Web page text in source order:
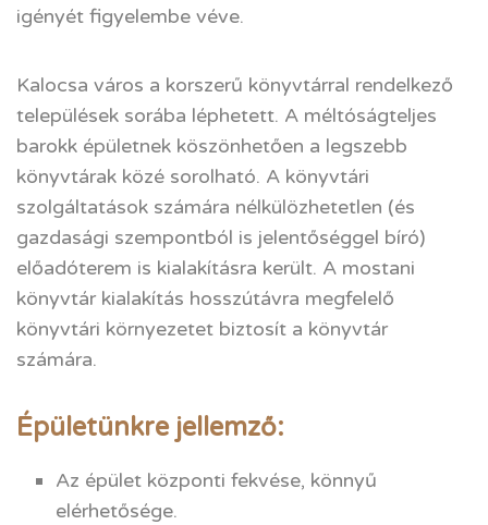
igényét figyelembe véve.
Kalocsa város a korszerű könyvtárral rendelkező
települések sorába léphetett. A méltóságteljes
barokk épületnek köszönhetően a legszebb
könyvtárak közé sorolható. A könyvtári
szolgáltatások számára nélkülözhetetlen (és
gazdasági szempontból is jelentőséggel bíró)
előadóterem is kialakításra került. A mostani
könyvtár kialakítás hosszútávra megfelelő
könyvtári környezetet biztosít a könyvtár
számára.
Épületünkre jellemző:
Az épület központi fekvése, könnyű
elérhetősége.